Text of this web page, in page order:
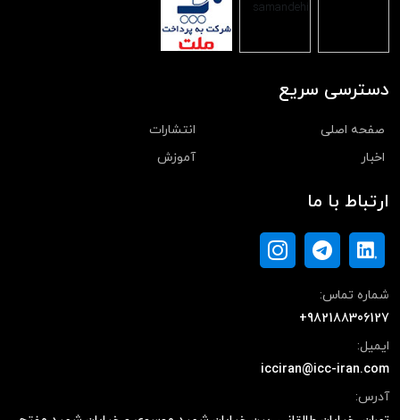
دسترسی سریع
صفحه اصلی
انتشارات
اخبار
آموزش
ارتباط با ما
شماره تماس:
+982188306127
ایمیل:
icciran@icc-iran.com
آدرس: